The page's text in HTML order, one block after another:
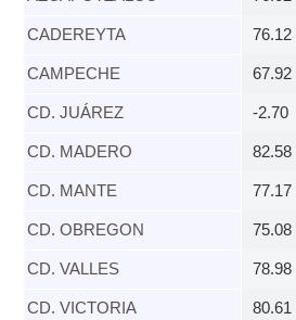
CADEREYTA​ 76.12
​CAMPECHE 67.92
CD. JUÁREZ​ -2.70
CD. MADERO​ 82.58
CD. MANTE​ 77.17
CD. OBREGON​ 75.08
CD. VALLES​ 78.98
CD. VICTORIA​ 80.61